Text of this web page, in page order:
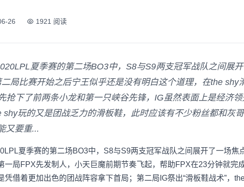
26 1921 阅读
夏季赛的第二场BO3中，S8与S9两支冠军战队之间展
局比赛开始之后宁王似乎还是没有明白这个道理，在the shy
抢下了前两条小龙和第一只峡谷先锋，IG虽然表面上是经济
玩的又是团战乏力的滑板鞋，此时应该有不少粉丝都和灰
又要重...
夏季赛的第二场BO3中，S8与S9两支冠军战队之间展开了一场焦
一局FPX先发制人，小天巨魔前期节奏飞起，帮助FPX在23分钟就完
凭借着更加出色的团战阵容拿下首局；第二局IG祭出“滑板鞋战术”，